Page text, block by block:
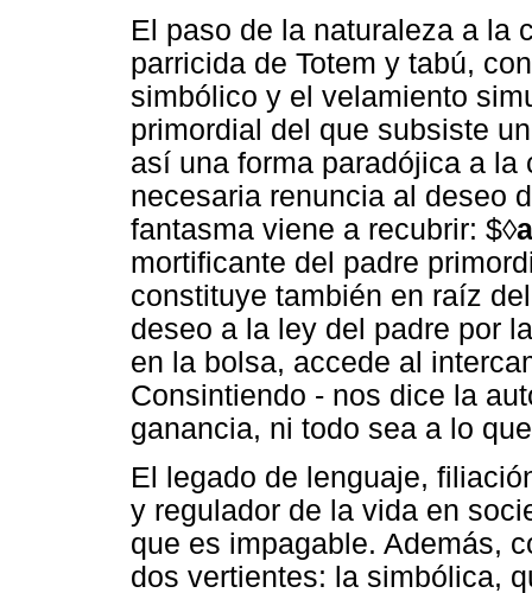
El paso de la naturaleza a la
parricida de Totem y tabú,
simbólico y el velamiento
primordial del que subsiste
así una forma paradójica a
necesaria renuncia al deseo
fantasma viene a recubrir: $◊a
mortificante del padre
constituye también en raíz
deseo a la ley del padre por
en la bolsa, accede al
Consintiendo - nos dice la
ganancia, ni todo sea a lo
El legado de lenguaje,
y regulador de la vida en
que es impagable. Además,
dos vertientes: la simbólica,